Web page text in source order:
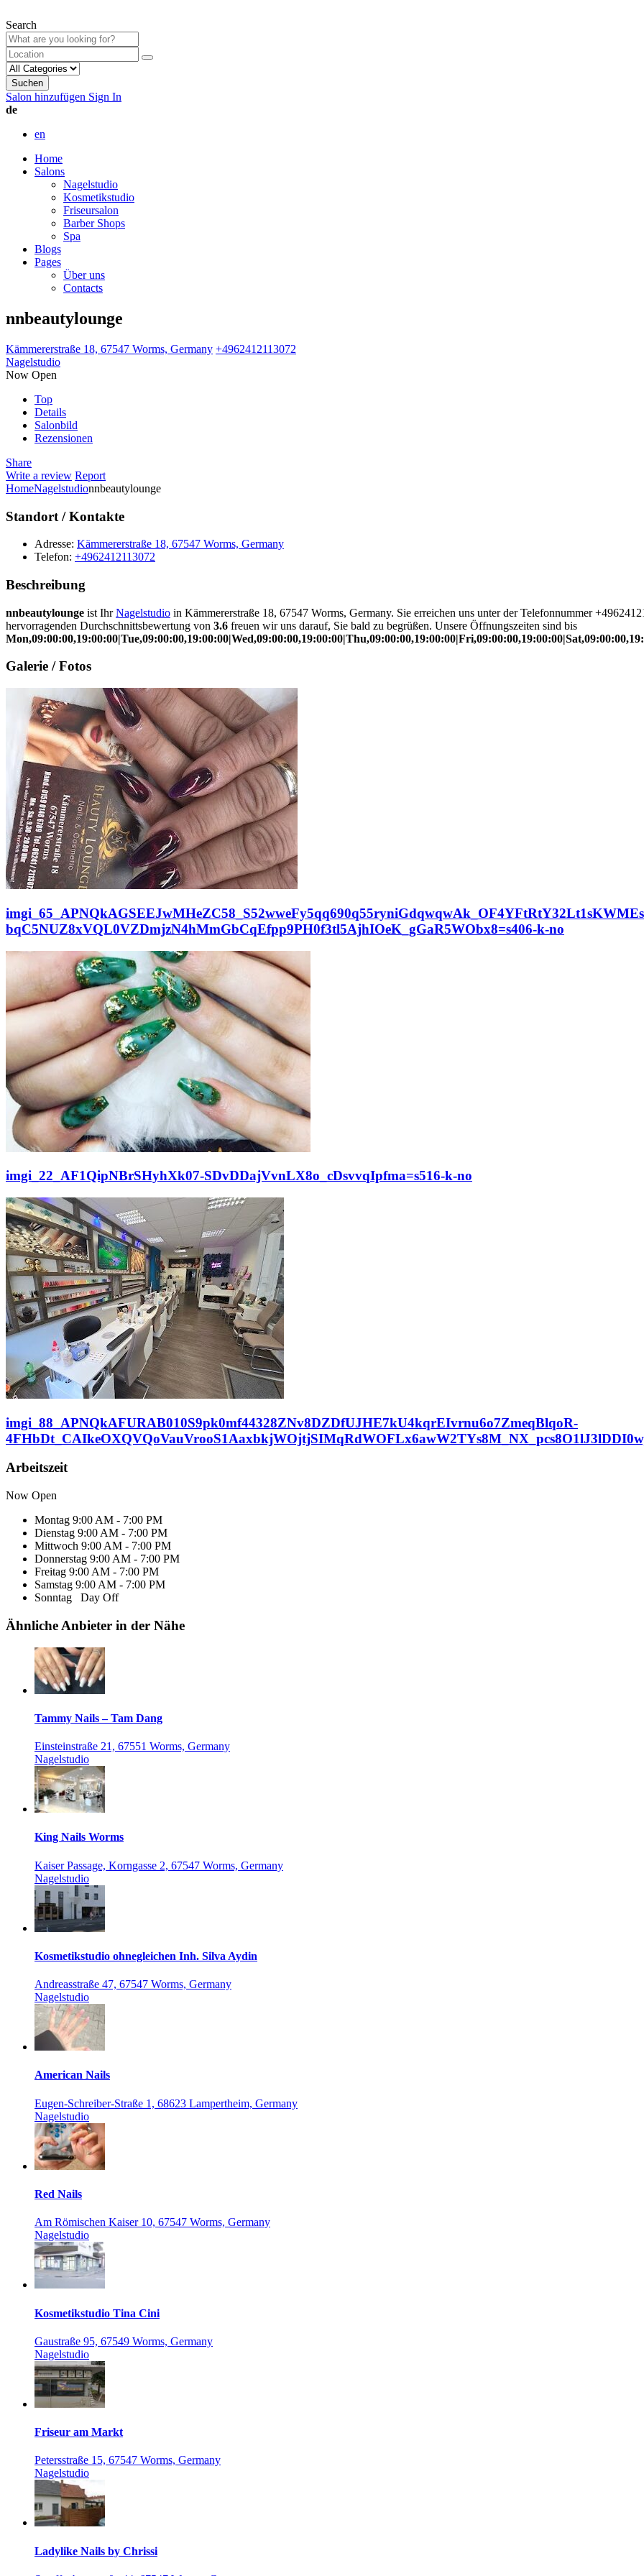
Search
Suchen
Salon hinzufügen Sign In
de
en
Home
Salons
Nagelstudio
Kosmetikstudio
Friseursalon
Barber Shops
Spa
Blogs
Pages
Über uns
Contacts
nnbeautylounge
Kämmererstraße 18, 67547 Worms, Germany +4962412113072
Nagelstudio
Now Open
Top
Details
Salonbild
Rezensionen
Share
Write a review Report
HomeNagelstudionnbeautylounge
Standort / Kontakte
Adresse: Kämmererstraße 18, 67547 Worms, Germany
Telefon: +4962412113072
Beschreibung
nnbeautylounge ist IhrNagelstudio in Kämmererstraße 18, 67547 Worms, Germany. Sie erreichen uns unter der Telefonnummer
hervorragenden Durchschnittsbewertung von 3.6 freuen wir uns darauf, Sie bald zu begrüßen. Unsere Öffnungszeiten sind bis
Galerie / Fotos
bqC5NUZ8xVQL0VZDmjzN4hMmGbCqEfpp9PH0f3tl5AjhIOeK_gGaR5WObx8=s406-k-no
imgi_22_AF1QipNBrSHyhXk07-SDvDDajVvnLX8o_cDsvvqIpfma=s516-k-no
imgi_88_APNQkAFURAB010S9pk0mf44328ZNv8DZDfUJHE7kU4kqrEIvrnu6o7ZmeqBlqoR-
Arbeitszeit
Now Open
Montag 9:00 AM - 7:00 PM
Dienstag 9:00 AM - 7:00 PM
Mittwoch 9:00 AM - 7:00 PM
Donnerstag 9:00 AM - 7:00 PM
Freitag 9:00 AM - 7:00 PM
Samstag 9:00 AM - 7:00 PM
Sonntag Day Off
Ähnliche Anbieter in der Nähe
Tammy Nails – Tam Dang
Einsteinstraße 21, 67551 Worms, Germany
Nagelstudio
King Nails Worms
Kaiser Passage, Korngasse 2, 67547 Worms, Germany
Nagelstudio
Kosmetikstudio ohnegleichen Inh. Silva Aydin
Andreasstraße 47, 67547 Worms, Germany
Nagelstudio
American Nails
Eugen-Schreiber-Straße 1, 68623 Lampertheim, Germany
Nagelstudio
Red Nails
Am Römischen Kaiser 10, 67547 Worms, Germany
Nagelstudio
Kosmetikstudio Tina Cini
Gaustraße 95, 67549 Worms, Germany
Nagelstudio
Friseur am Markt
Petersstraße 15, 67547 Worms, Germany
Nagelstudio
Ladylike Nails by Chrissi